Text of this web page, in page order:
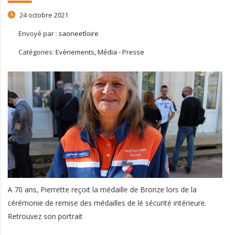
24 octobre 2021
Envoyé par : saoneetloire
Catégories: Evènements, Média - Presse
A 70 ans, Pierrette reçoit la médaille de Bronze lors de la
cérémonie de remise des médailles de lé sécurité intérieure.
Retrouvez son portrait